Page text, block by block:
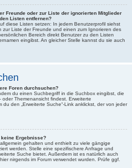
Freunde oder zur Liste der ignorierten Mitglieder
Listen entfernen?
diese Listen setzen: In jedem Benutzerprofil siehst
zur Liste der Freunde und einen zum Ignorieren des
Bereich direkt Benutzer zu den Listen
eingibst. An gleicher Stelle kannst du sie auch
Foren durchsuchen?
du einen Suchbegriff in die Suchbox eingibst, die
Themenansicht findest. Erweiterte
den „Erweiterte Suche“-Link anklickst, der von jeder
Ergebnisse?
gehalten und enthielt zu viele gängige
werden. Stelle eine spezifischere Anfrage und
Suche bietet. Außerdem ist es natürlich auch
nirgends im Forum verwendet wurden. Prüfe ggf.